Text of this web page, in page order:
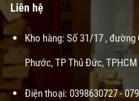
Liên hệ
Kho hàng: Số 31/17 , đường
Phước, TP Thủ Đức, TPHCM
Điện thoại: 0398630727 -